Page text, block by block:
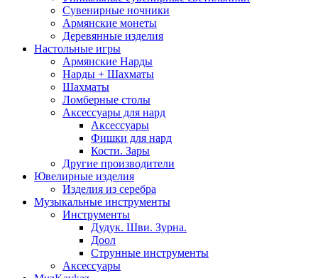
Сувенирные ночники
Армянские монеты
Деревянные изделия
Настольные игры
Армянские Нарды
Нарды + Шахматы
Шахматы
Ломберные столы
Аксессуары для нард
Аксессуары
Фишки для нард
Кости. Зары
Другие производители
Ювелирные изделия
Изделия из серебра
Музыкальные инструменты
Инструменты
Дудук. Шви. Зурна.
Доол
Струнные инструменты
Аксессуары